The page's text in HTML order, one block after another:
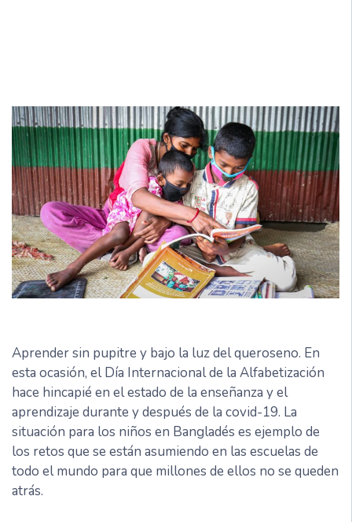
Aprender sin pupitre y bajo la luz del queroseno. En
esta ocasión, el Día Internacional de la Alfabetización
hace hincapié en el estado de la enseñanza y el
aprendizaje durante y después de la covid-19. La
situación para los niños en Bangladés es ejemplo de
los retos que se están asumiendo en las escuelas de
todo el mundo para que millones de ellos no se queden
atrás.